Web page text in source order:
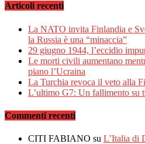
Articoli recenti
La NATO invita Finlandia e
la Russia è una “minaccia”
29 giugno 1944, l’eccidio
Le morti civili aumentano
piano l’Ucraina
La Turchia revoca il veto alla
L’ultimo G7: Un fallimento su
Commenti recenti
CITI FABIANO su L’Italia di